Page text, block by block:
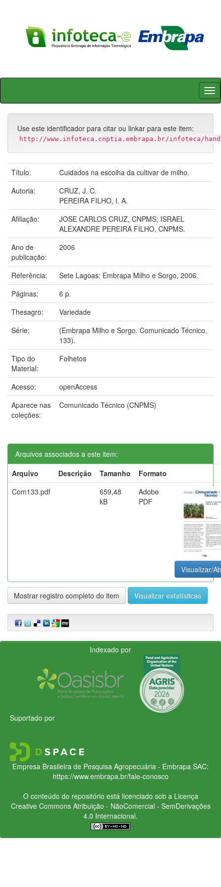
Skip
Use este identificador para citar ou linkar para este item:
http://www.infoteca.cnptia.embrapa.br/infoteca/
Título:
Cuidados na escolha da cultivar de milho.
Autoria:
CRUZ, J. C.
PEREIRA FILHO, I. A.
Afiliação:
JOSE CARLOS CRUZ, CNPMS; ISRAEL
ALEXANDRE PEREIRA FILHO, CNPMS.
Ano de
publicação:
2006
Referência:
Sete Lagoas: Embrapa Milho e Sorgo, 2006.
Páginas:
6 p.
Thesagro:
Variedade
Série:
(Embrapa Milho e Sorgo. Comunicado Técnico,
133).
Tipo do
Material:
Folhetos
Acesso:
openAccess
Aparece nas
coleções:
Comunicado Técnico (CNPMS)
Arquivos associados a este item:
Arquivo
Descrição Tamanho
Formato
Com133.pdf
659,48
kB
Adobe
PDF
Visualizar/
Mostrar registro completo do item Visualizar estatísticas
Indexado por
Suportado por
Empresa Brasileira de Pesquisa Agropecuária - Embrapa SAC:
https://www.embrapa.br/fale-conosco
O conteúdo do repositório está licenciado sob a Licença
Creative CommonsAtribuição - NãoComercial - SemDerivações
4.0 Internacional.